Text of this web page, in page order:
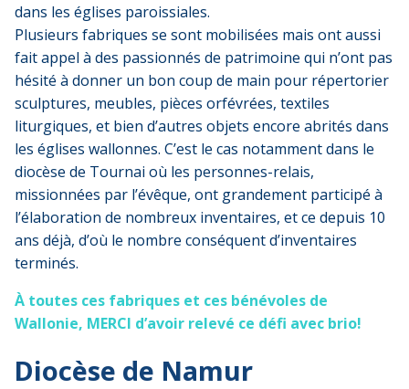
dans les églises paroissiales.
Plusieurs fabriques se sont mobilisées mais ont aussi
fait appel à des passionnés de patrimoine qui n’ont pas
hésité à donner un bon coup de main pour répertorier
sculptures, meubles, pièces orfévrées, textiles
liturgiques, et bien d’autres objets encore abrités dans
les églises wallonnes. C’est le cas notamment dans le
diocèse de Tournai où les personnes-relais,
missionnées par l’évêque, ont grandement participé à
l’élaboration de nombreux inventaires, et ce depuis 10
ans déjà, d’où le nombre conséquent d’inventaires
terminés.
À toutes ces fabriques et ces bénévoles de
Wallonie, MERCI d’avoir relevé ce défi avec brio!
Diocèse de Namur